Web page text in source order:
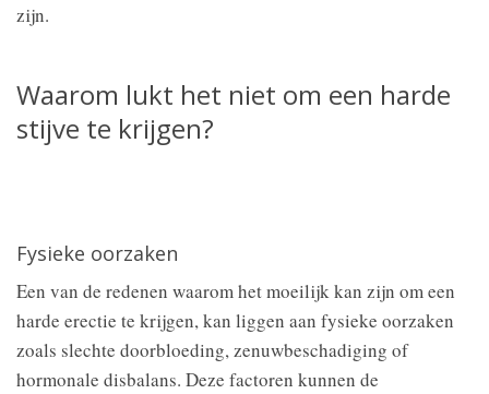
zijn.
Waarom lukt het niet om een harde
stijve te krijgen?
Fysieke oorzaken
Een van de redenen waarom het moeilijk kan zijn om een
harde erectie te krijgen, kan liggen aan fysieke oorzaken
zoals slechte doorbloeding, zenuwbeschadiging of
hormonale disbalans. Deze factoren kunnen de